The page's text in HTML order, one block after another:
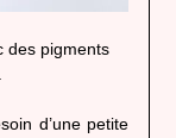
des pigments
d’une petite